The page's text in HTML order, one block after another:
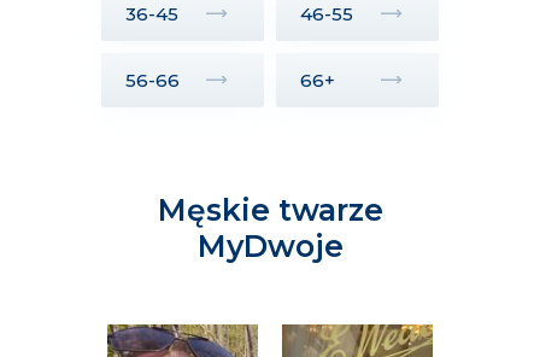
36-45 46-55
56-66 66+
Męskie twarze
MyDwoje